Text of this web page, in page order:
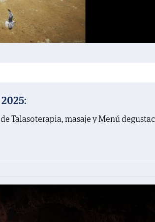
Talasoterapia, masaje y Menú